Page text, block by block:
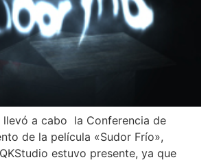
llevó a cabo la Conferencia de
de la película «Sudor Frío»,
estuvo presente, ya que